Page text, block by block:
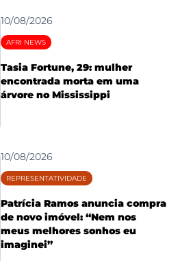
10/08/2026
AFRI NEWS
Tasia Fortune, 29: mulher
encontrada morta em uma
árvore no Mississippi
10/08/2026
REPRESENTATIVIDADE
Patrícia Ramos anuncia compra
de novo imóvel: “Nem nos
meus melhores sonhos eu
imaginei”